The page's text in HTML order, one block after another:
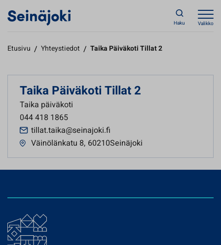
Haku Valikko
Etusivu / Yhteystiedot / Taika Päiväkoti Tillat 2
Taika Päiväkoti Tillat 2
Taika päiväkoti
044 418 1865
tillat.taika@seinajoki.fi
Väinölänkatu 8, 60210Seinäjoki